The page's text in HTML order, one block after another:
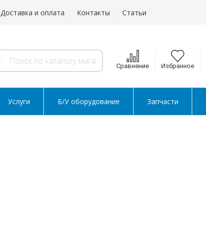
Доставка и оплата Контакты Статьи
Сравнение Избранное
Услуги Б/У оборудование Запчасти